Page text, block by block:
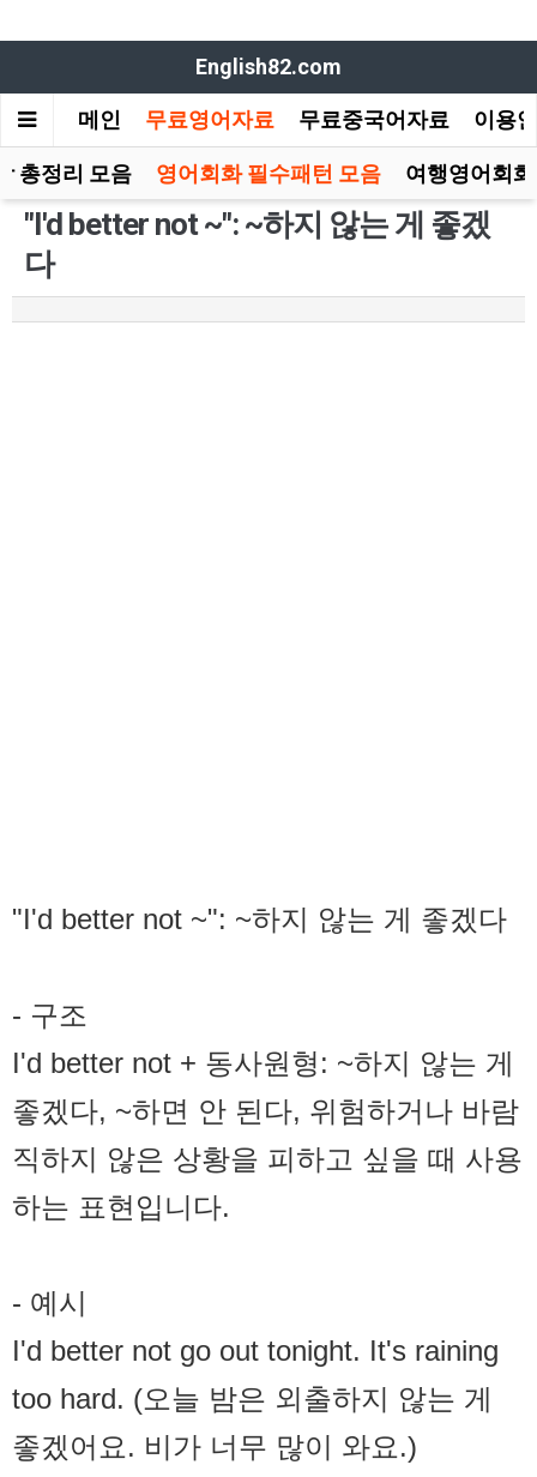
English82.com
메인 무료영어자료 무료중국어자료 이용
총정리 모음 영어회화 필수패턴 모음 여행영어회
"I'd better not ~": ~하지 않는 게 좋겠
다
"I'd better not ~": ~하지 않는 게 좋겠다
- 구조
I'd better not + 동사원형: ~하지 않는 게
좋겠다, ~하면 안 된다, 위험하거나 바람
직하지 않은 상황을 피하고 싶을 때 사용
하는 표현입니다.
- 예시
I'd better not go out tonight. It's raining
too hard. (오늘 밤은 외출하지 않는 게
좋겠어요. 비가 너무 많이 와요.)